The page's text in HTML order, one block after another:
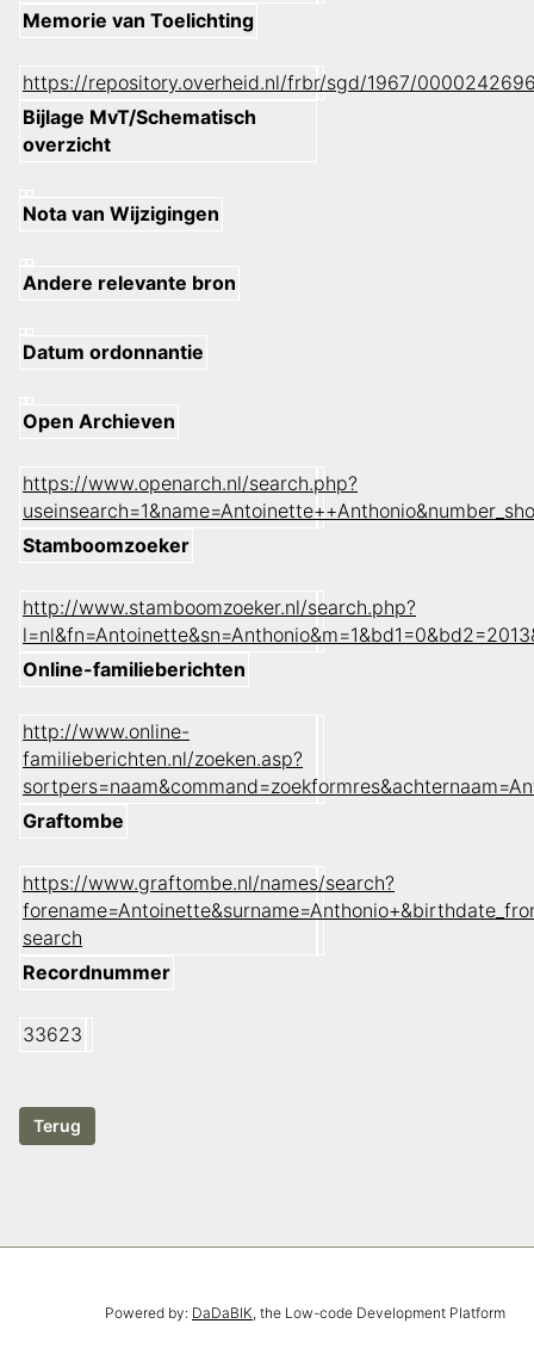
Memorie van Toelichting
https://repository.overheid.nl/frbr/sgd/1967/
Bijlage MvT/Schematisch
overzicht
Nota van Wijzigingen
Andere relevante bron
Datum ordonnantie
Open Archieven
https://www.openarch.nl/search.php?
Stamboomzoeker
http://www.stamboomzoeker.nl/search.php?
Online-familieberichten
http://www.online-
familieberichten.nl/zoeken.asp?
Graftombe
https://www.graftombe.nl/names/search?
search
Recordnummer
33623
Powered by: DaDaBIK, the Low-code Development Platform